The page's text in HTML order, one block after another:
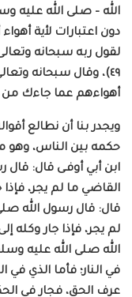
الله – صلى الله عليه
دون اعتبارات لأية
لقول ربه سبحانه
٤٩)، وقال سبحانه
أهواءهم عما جاءك من
ويجدر بنا أن نطالع
حكمه بين الناس، وهو
ابن أبي أوفـى قال:
قال: قال رسول الله
الله صلى الله عليه
في النار؛ فأما الذي
عرف الحق، فجار في